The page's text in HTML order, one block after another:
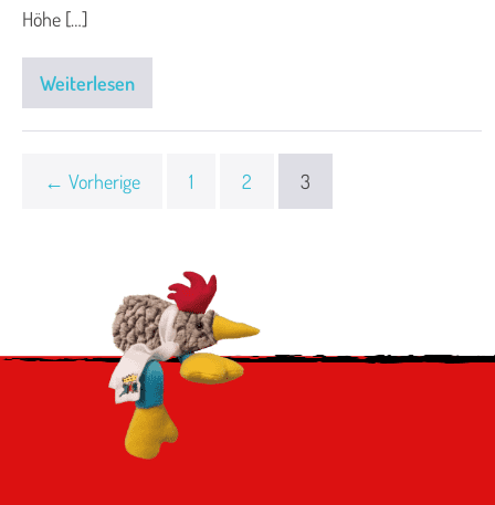
Höhe […]
Weiterlesen
← Vorherige 1 2 3